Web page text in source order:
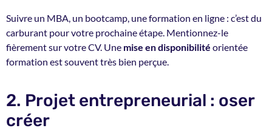
Suivre un MBA, un bootcamp, une formation en ligne : c’est du
carburant pour votre prochaine étape. Mentionnez-le
fièrement sur votre CV. Une mise en disponibilité orientée
formation est souvent très bien perçue.
2. Projet entrepreneurial : oser
créer